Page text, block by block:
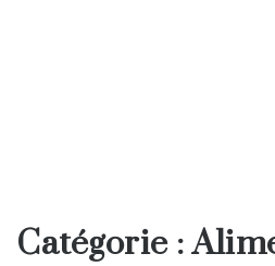
Catégorie :